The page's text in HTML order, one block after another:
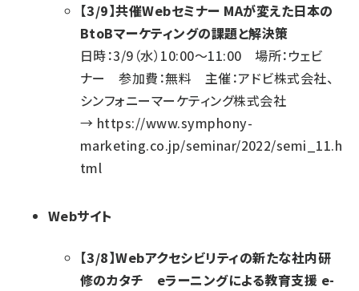
【3/9】共催Webセミナー MAが変えた日本の
BtoBマーケティングの課題と解決策
日時：3/9（水）10:00～11:00 場所：ウェビ
ナー 参加費：無料 主催：アドビ株式会社、
シンフォニーマーケティング株式会社
→ https://www.symphony-
marketing.co.jp/seminar/2022/semi_11.h
tml
Webサイト
【3/8】Webアクセシビリティの新たな社内研
修のカタチ eラーニングによる教育支援 e-